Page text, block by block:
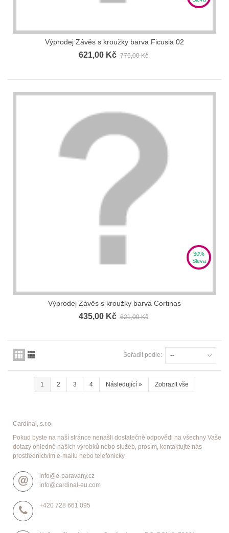
Výprodej Závěs s kroužky barva Ficusia 02
621,00 Kč 776,00 Kč
30%
Sleva
Výprodej Závěs s kroužky barva Cortinas
435,00 Kč 621,00 Kč
Seřadit podle: --
1 2 3 4 Následující» Zobrazit vše
Cardinal, s.r.o.
Pokud byste na naší stránce nenašli dostatečně odpovědi na všechny Vaše
dotazy ohledně našich výrobků nebo služeb, prosím, kontaktujte nás
prostřednictvím e-mailu nebo telefonicky
info@e-paravany.cz
info@cardinal-eu.com
+420 728 661 095